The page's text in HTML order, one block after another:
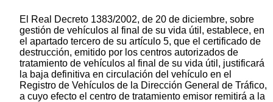
El Real Decreto 1383/2002, de 20 de diciembre, sobre
gestión de vehículos al final de su vida útil, establece, en
el apartado tercero de su artículo 5, que el certificado de
destrucción, emitido por los centros autorizados de
tratamiento de vehículos al final de su vida útil, justificará
la baja definitiva en circulación del vehículo en el
Registro de Vehículos de la Dirección General de Tráfico,
a cuyo efecto el centro de tratamiento emisor remitirá a la